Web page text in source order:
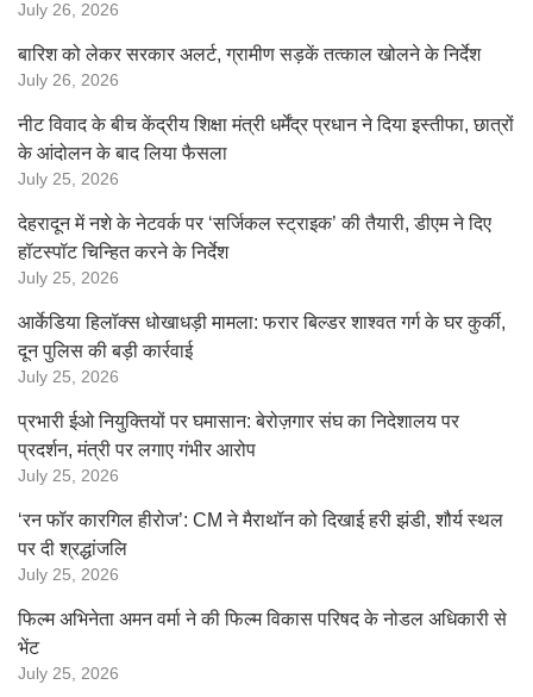
July 26, 2026
बारिश को लेकर सरकार अलर्ट, ग्रामीण सड़कें तत्काल खोलने के निर्देश
July 26, 2026
नीट विवाद के बीच केंद्रीय शिक्षा मंत्री धर्मेंद्र प्रधान ने दिया इस्तीफा, छात्रों
के आंदोलन के बाद लिया फैसला
July 25, 2026
देहरादून में नशे के नेटवर्क पर ‘सर्जिकल स्ट्राइक’ की तैयारी, डीएम ने दिए
हॉटस्पॉट चिन्हित करने के निर्देश
July 25, 2026
आर्केडिया हिलॉक्स धोखाधड़ी मामला: फरार बिल्डर शाश्वत गर्ग के घर कुर्की,
दून पुलिस की बड़ी कार्रवाई
July 25, 2026
प्रभारी ईओ नियुक्तियों पर घमासान: बेरोज़गार संघ का निदेशालय पर
प्रदर्शन, मंत्री पर लगाए गंभीर आरोप
July 25, 2026
‘रन फॉर कारगिल हीरोज’: CM ने मैराथॉन को दिखाई हरी झंडी, शौर्य स्थल
पर दी श्रद्धांजलि
July 25, 2026
फिल्म अभिनेता अमन वर्मा ने की फिल्म विकास परिषद के नोडल अधिकारी से
भेंट
July 25, 2026